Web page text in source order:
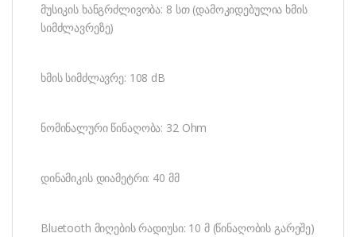
მუსიკის ხანგრძლივობა: 8 სთ (დამოკიდებულია ხმის
სიმძლავრეზე)
ხმის სიმძლავრე: 108 dB
ნომინალური წინაღობა: 32 Ohm
დინამიკის დიამეტრი: 40 მმ
Bluetooth მიღების რადიუსი: 10 მ (წინაღობის გარეშე)